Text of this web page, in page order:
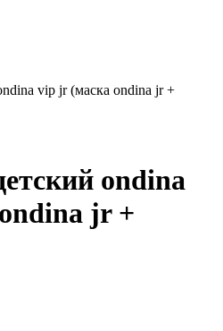
vip jr (маска ondina jr +
ondina
jr +